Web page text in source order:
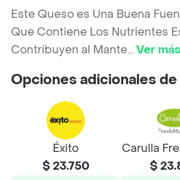
Este Queso es Una Buena
Que Contiene Los Nutrientes
Contribuyen al Mante...Ver más
Opciones adicionales
Éxito
$ 23.750
Carulla
$